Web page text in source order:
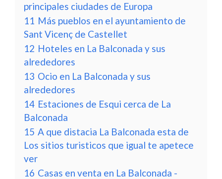
principales ciudades de Europa
11 Más pueblos en el ayuntamiento de
Sant Vicenç de Castellet
12 Hoteles en La Balconada y sus
alrededores
13 Ocio en La Balconada y sus
alrededores
14 Estaciones de Esqui cerca de La
Balconada
15 A que distacia La Balconada esta de
Los sitios turisticos que igual te apetece
ver
16 Casas en venta en La Balconada -